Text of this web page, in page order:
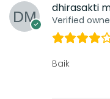
dhirasakti
Verified
Baik